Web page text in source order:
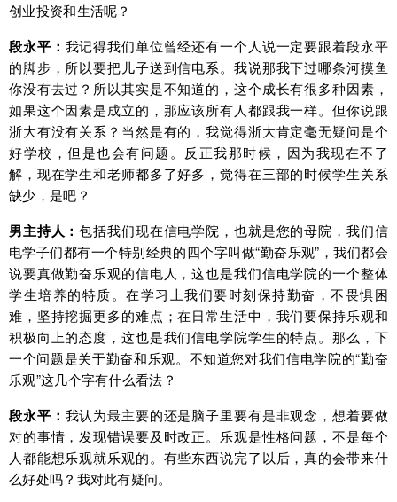
创业投资和生活呢？
段永平： 我记得我们单位曾经还有一个人说一定要跟着段永平
的脚步，所以要把儿子送到信电系。我说那我下过哪条河摸鱼
你没有去过？所以其实是不知道的，这个成长有很多种因素，
如果这个因素是成立的，那应该所有人都跟我一样。但你说跟
浙大有没有关系？当然是有的，我觉得浙大肯定毫无疑问是个
好学校，但是也会有问题。反正我那时候，因为我现在不了
解，现在学生和老师都多了好多，觉得在三部的时候学生关系
缺少，是吧？
男主持人：包括我们现在信电学院，也就是您的母院，我们信
电学子们都有一个特别经典的四个字叫做“勤奋乐观”，我们都会
说要真做勤奋乐观的信电人，这也是我们信电学院的一个整体
学生培养的特质。在学习上我们要时刻保持勤奋，不畏惧困
难，坚持挖掘更多的难点；在日常生活中，我们要保持乐观和
积极向上的态度，这也是我们信电学院学生的特点。那么，下
一个问题是关于勤奋和乐观。 不知道您对我们信电学院的“勤奋
乐观”这几个字有什么看法？
段永平： 我认为最主要的还是脑子里要有是非观念，想着要做
对的事情，发现错误要及时改正。乐观是性格问题，不是每个
人都能想乐观就乐观的。有些东西说完了以后，真的会带来什
么好处吗？我对此有疑问。